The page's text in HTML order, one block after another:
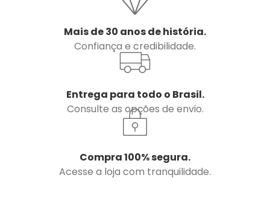
Mais de 30 anos de história.
Confiança e credibilidade.
Entrega para todo o Brasil.
Consulte as opções de envio.
Compra 100% segura.
Acesse a loja com tranquilidade.